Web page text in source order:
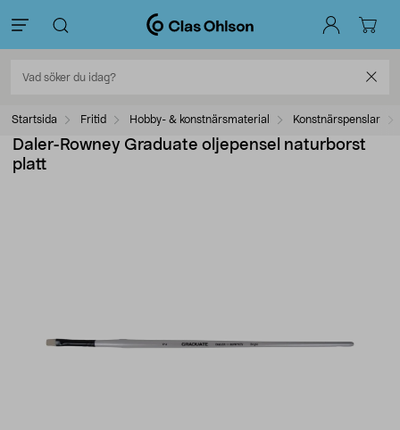
Startsida Fritid Hobby- & konstnärsmaterial Konstnärspenslar
Daler-Rowney Graduate oljepensel naturborst
platt